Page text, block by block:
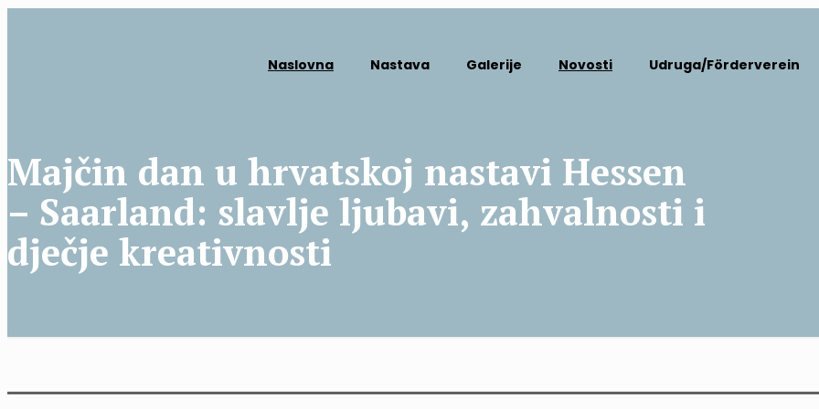
Naslovna Nastava Galerije Novosti Udruga/Förderverein
Majčin dan u hrvatskoj nastavi Hessen
– Saarland: slavlje ljubavi, zahvalnosti i
dječje kreativnosti